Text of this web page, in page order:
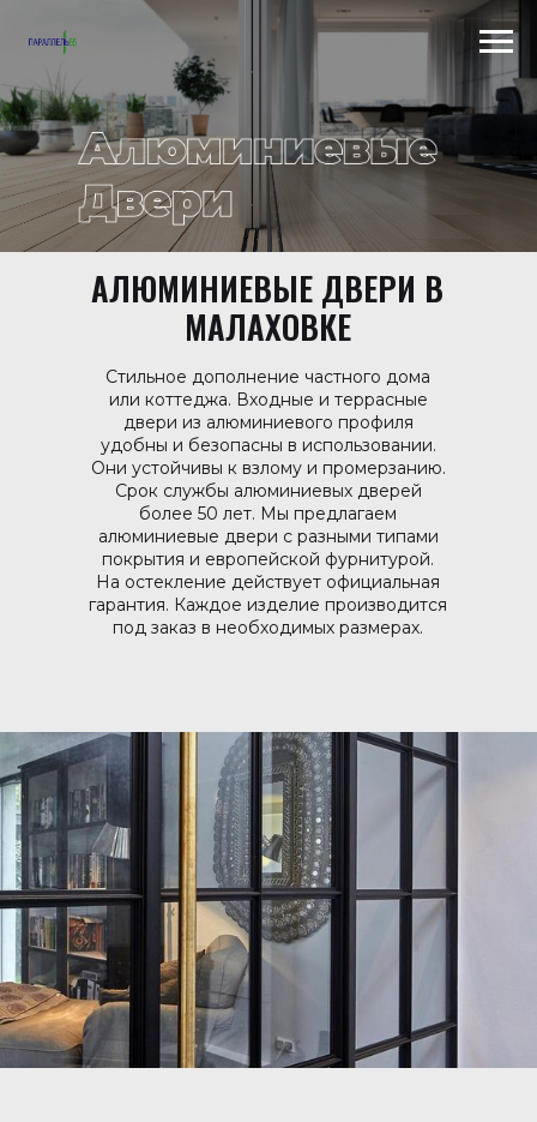
Scroll to top →
АЛЮМИНИЕВЫЕ ДВЕРИ В
МАЛАХОВКЕ
Стильное дополнение частного дома
или коттеджа. Входные и террасные
двери из алюминиевого профиля
удобны и безопасны в использовании.
Они устойчивы к взлому и промерзанию.
Срок службы алюминиевых дверей
более 50 лет. Мы предлагаем
алюминиевые двери с разными типами
покрытия и европейской фурнитурой.
На остекление действует официальная
гарантия. Каждое изделие производится
под заказ в необходимых размерах.